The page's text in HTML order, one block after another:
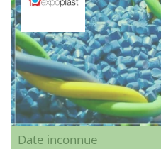
Date inconnue